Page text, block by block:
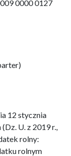
0000 0127
12 stycznia
U. z 2019 r.,
rolny:
rolnym